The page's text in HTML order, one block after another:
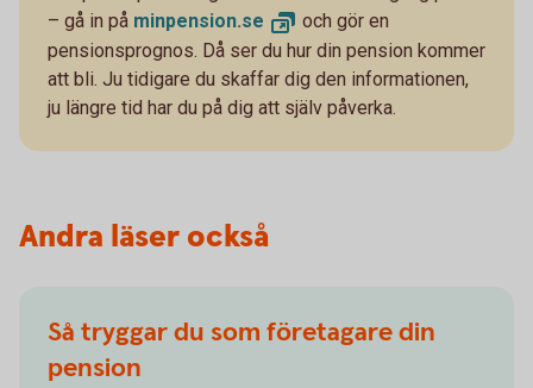
– gå in på minpension.se
och gör en
pensionsprognos. Då ser du hur din pension kommer
att bli. Ju tidigare du skaffar dig den informationen,
ju längre tid har du på dig att själv påverka.
Andra läser också
Så tryggar du som företagare din
pension